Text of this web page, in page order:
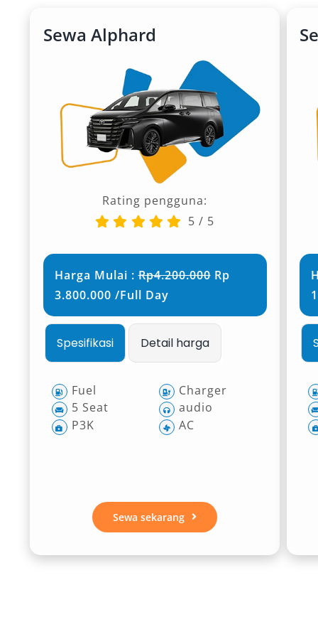
Sewa Alphard
Rating pengguna:
5 / 5
Harga Mulai :Rp4.200.000Rp
3.800.000 /Full Day
Spesifikasi Detail harga
Fuel
5 Seat
P3K
Charger
audio
AC
Sewa sekarang